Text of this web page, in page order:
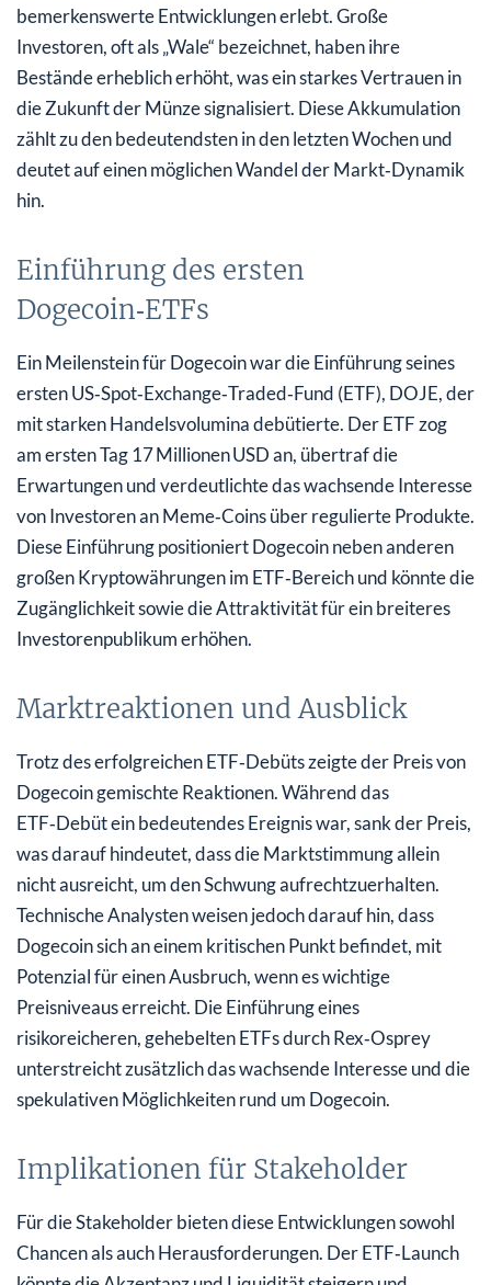
bemerkenswerte Entwicklungen erlebt. Große
Investoren, oft als „Wale“ bezeichnet, haben ihre
Bestände erheblich erhöht, was ein starkes Vertrauen in
die Zukunft der Münze signalisiert. Diese Akkumulation
zählt zu den bedeutendsten in den letzten Wochen und
deutet auf einen möglichen Wandel der Markt‑Dynamik
hin.
Einführung des ersten
Dogecoin‑ETFs
Ein Meilenstein für Dogecoin war die Einführung seines
ersten US‑Spot‑Exchange‑Traded‑Fund (ETF), DOJE, der
mit starken Handelsvolumina debütierte. Der ETF zog
am ersten Tag 17 Millionen USD an, übertraf die
Erwartungen und verdeutlichte das wachsende Interesse
von Investoren an Meme‑Coins über regulierte Produkte.
Diese Einführung positioniert Dogecoin neben anderen
großen Kryptowährungen im ETF‑Bereich und könnte die
Zugänglichkeit sowie die Attraktivität für ein breiteres
Investorenpublikum erhöhen.
Marktreaktionen und Ausblick
Trotz des erfolgreichen ETF‑Debüts zeigte der Preis von
Dogecoin gemischte Reaktionen. Während das
ETF‑Debüt ein bedeutendes Ereignis war, sank der Preis,
was darauf hindeutet, dass die Marktstimmung allein
nicht ausreicht, um den Schwung aufrechtzuerhalten.
Technische Analysten weisen jedoch darauf hin, dass
Dogecoin sich an einem kritischen Punkt befindet, mit
Potenzial für einen Ausbruch, wenn es wichtige
Preisniveaus erreicht. Die Einführung eines
risikoreicheren, gehebelten ETFs durch Rex‑Osprey
unterstreicht zusätzlich das wachsende Interesse und die
spekulativen Möglichkeiten rund um Dogecoin.
Implikationen für Stakeholder
Für die Stakeholder bieten diese Entwicklungen sowohl
Chancen als auch Herausforderungen. Der ETF‑Launch